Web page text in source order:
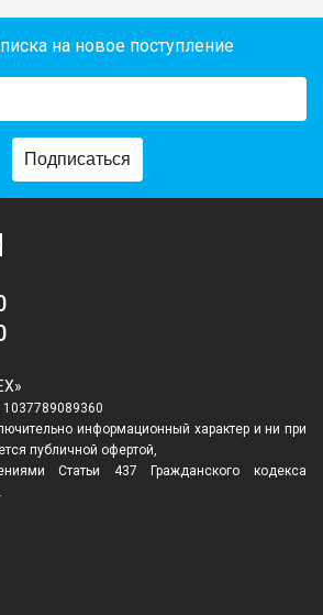
на новое поступление
Подписаться
информационный характер и ни при
публичной офертой,
Статьи 437 Гражданского кодекса